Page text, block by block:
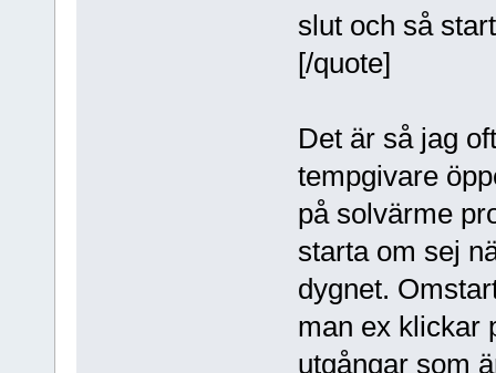
slut och så
[/quote]
Det är så jag
tempgivare
på solvärme
starta om sej
dygnet.
man ex klickar
utgångar som